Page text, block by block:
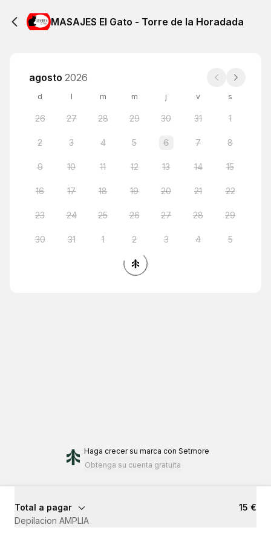
MASAJES El Gato - Torre de la Horadada
agosto 2026
d l m m j v s
26 27 28 29 30 31 1
2 3 4 5 6 7 8
9 10 11 12 13 14 15
16 17 18 19 20 21 22
23 24 25 26 27 28 29
30 31 1 2 3 4 5
Haga crecer su marca con Setmore
Obtenga su cuenta gratuita
Total a pagar
15 €
Depilacion AMPLIA